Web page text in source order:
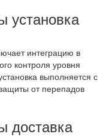
установка
интеграцию в
контроля уровня
выполняется с
от перепадов
доставка